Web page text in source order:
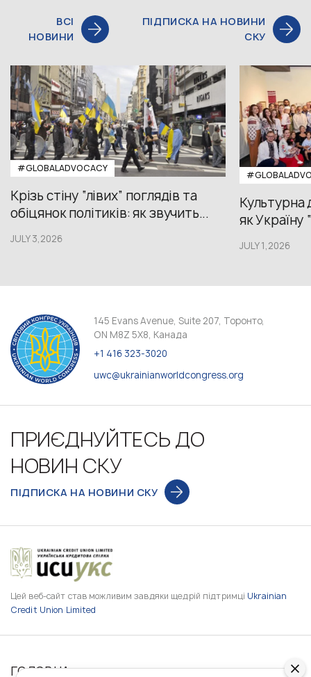
ВСІ
НОВИНИ
ПІДПИСКА НА НОВИНИ
СКУ
#GLOBALADVOCACY
Крізь стіну “лівих” поглядів та
обіцянок політиків: як звучить...
JULY 3,2026
Культурна
як
JULY 1,2026
145 Evans Avenue, Suite 207, Торонто,
ON M8Z 5X8, Канада
+1 416 323-3020
uwc@ukrainianworldcongress.org
ПРИЄДНУЙТЕСЬ ДО
НОВИН СКУ
ПІДПИСКА НА НОВИНИ СКУ
Цей веб-сайт став можливим завдяки щедрій підтримці Ukrainian
Credit Union Limited
ГОЛОВНА